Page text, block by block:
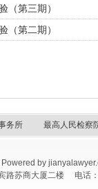
（第三期）
（第二期）
所 最高人民检察院
by
宾路苏商大厦二楼 电